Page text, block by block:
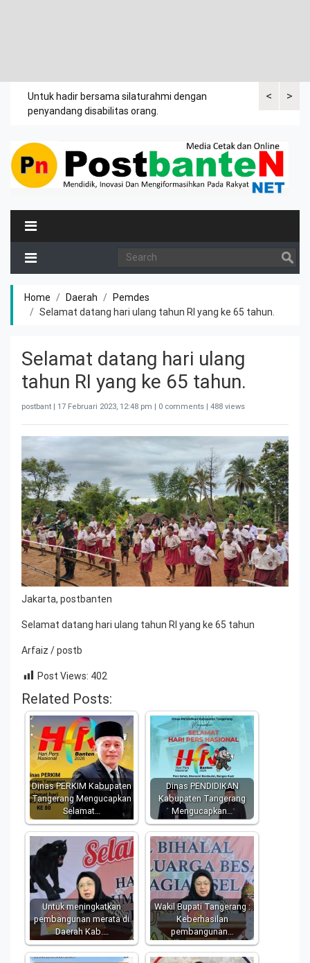
<
Untuk hadir bersama silaturahmi dengan
penyandang disabilitas orang.
Bupati>
Home Daerah
Pemdes
Selamat datang hari ulang tahun RI yang ke 65 tahun.
Selamat datang hari ulang
tahun RI yang ke 65 tahun.
postbant | 17 Februari 2023, 12:48 pm | 0 comments | 488 views
Jakarta, postbanten
Selamat datang hari ulang tahun RI yang ke 65 tahun
Arfaiz / postb
Post Views: 402
Related Posts:
Dinas PERKIM Kabupaten
Tangerang Mengucapkan
Selamat…
Dinas PENDIDIKAN
Kabupaten Tangerang
Mengucapkan…
Untuk meningkatkan
pembangunan merata di
Daerah Kab.…
Wakil Bupati Tangerang :
Keberhasilan
pembangunan…